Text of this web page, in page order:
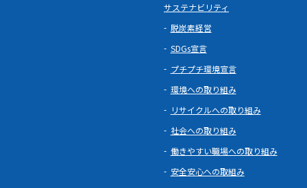
サステナビリティ
脱炭素経営
SDGs宣言
プチプチ環境宣言
環境への取り組み
リサイクルへの取り組み
社会への取り組み
働きやすい職場への取り組み
安全安心への取組み